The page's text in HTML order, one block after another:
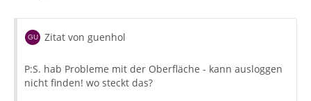
Zitat von guenhol
P:S. hab Probleme mit der Oberfläche - kann ausloggen
nicht finden! wo steckt das?